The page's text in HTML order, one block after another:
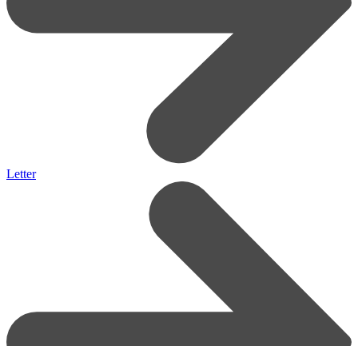
Letter